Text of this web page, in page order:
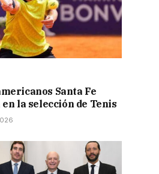
Santa Fe
en la selección de Tenis